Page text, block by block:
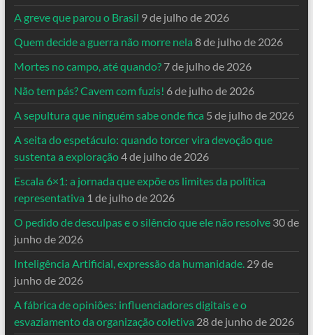
A greve que parou o Brasil 9 de julho de 2026
Quem decide a guerra não morre nela 8 de julho de 2026
Mortes no campo, até quando? 7 de julho de 2026
Não tem pás? Cavem com fuzis! 6 de julho de 2026
A sepultura que ninguém sabe onde fica 5 de julho de 2026
A seita do espetáculo: quando torcer vira devoção que
sustenta a exploração4 de julho de 2026
Escala 6×1: a jornada que expõe os limites da política
representativa 1 de julho de 2026
O pedido de desculpas e o silêncio que ele não resolve 30 de
junho de 2026
Inteligência Artificial, expressão da humanidade. 29 de
junho de 2026
A fábrica de opiniões: influenciadores digitais e o
esvaziamento da organização coletiva 28 de junho de 2026